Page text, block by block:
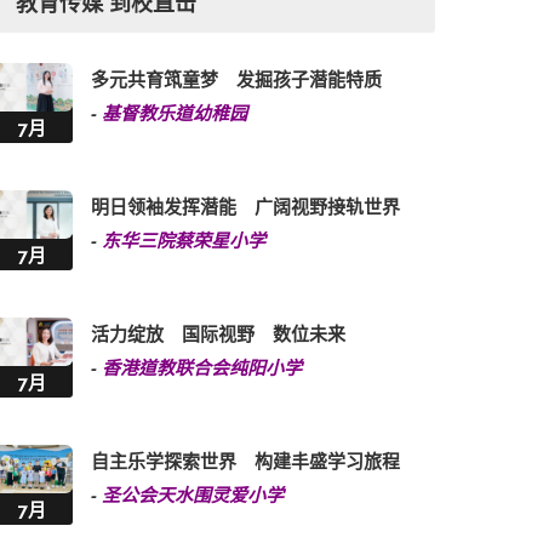
7月
多元共育筑童梦 发掘孩子潜能特质
- 基督教乐道幼稚园
7月
明日领袖发挥潜能 广阔视野接轨世界
- 东华三院蔡荣星小学
7月
活力绽放 国际视野 数位未来
- 香港道教联合会纯阳小学
7月
自主乐学探索世界 构建丰盛学习旅程
- 圣公会天水围灵爱小学